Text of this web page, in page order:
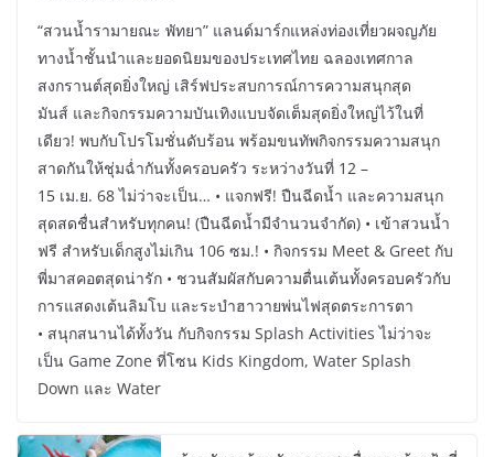
“สวนน้ำรามายณะ พัทยา” แลนด์มาร์กแหล่งท่องเที่ยวผจญภัย
ทางน้ำชั้นนำและยอดนิยมของประเทศไทย ฉลองเทศกาล
สงกรานต์สุดยิ่งใหญ่ เสิร์ฟประสบการณ์การความสนุกสุด
มันส์ และกิจกรรมความบันเทิงแบบจัดเต็มสุดยิ่งใหญ่ไว้ในที่
เดียว! พบกับโปรโมชั่นดับร้อน พร้อมขนทัพกิจกรรมความสนุก
สาดกันให้ชุ่มฉ่ำกันทั้งครอบครัว ระหว่างวันที่ 12 –
15 เม.ย. 68 ไม่ว่าจะเป็น… • แจกฟรี! ปืนฉีดน้ำ และความสนุก
สุดสดชื่นสำหรับทุกคน! (ปืนฉีดน้ำมีจำนวนจำกัด) • เข้าสวนน้ำ
ฟรี สำหรับเด็กสูงไม่เกิน 106 ซม.! • กิจกรรม Meet & Greet กับ
พี่มาสคอตสุดน่ารัก • ชวนสัมผัสกับความตื่นเต้นทั้งครอบครัวกับ
การแสดงเต้นลิมโบ และระบำฮาวายพ่นไฟสุดตระการตา
• สนุกสนานได้ทั้งวัน กับกิจกรรม Splash Activities ไม่ว่าจะ
เป็น Game Zone ที่โซน Kids Kingdom, Water Splash
Down และ Water